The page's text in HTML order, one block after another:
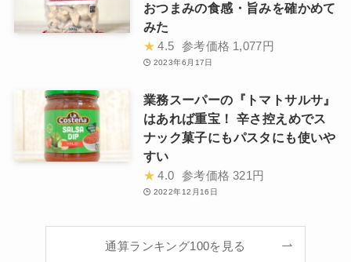
おつまみの食感・旨みを確かめて
みた
★ 4.5 参考価格 1,077円
2023年6月17日
業務スーパーの『トマトサルサ』
はあれば重宝！ 辛さ控えめでス
ナック菓子にもパスタにも使いや
すい
★ 4.0 参考価格 321円
2022年12月16日
通算ランキング100を見る